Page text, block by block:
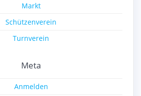
Markt
Schützenverein
Turnverein
Meta
Anmelden